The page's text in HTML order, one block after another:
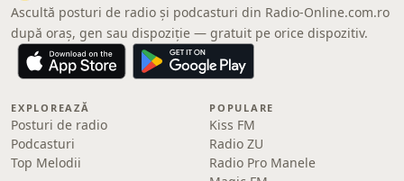
Ascultă posturi de radio și podcasturi din Radio-Online.com.ro
după oraș, gen sau dispoziție — gratuit pe orice dispozitiv.
EXPLOREAZĂ
Posturi de radio
Podcasturi
Top Melodii
POPULARE
Kiss FM
Radio ZU
Radio Pro Manele